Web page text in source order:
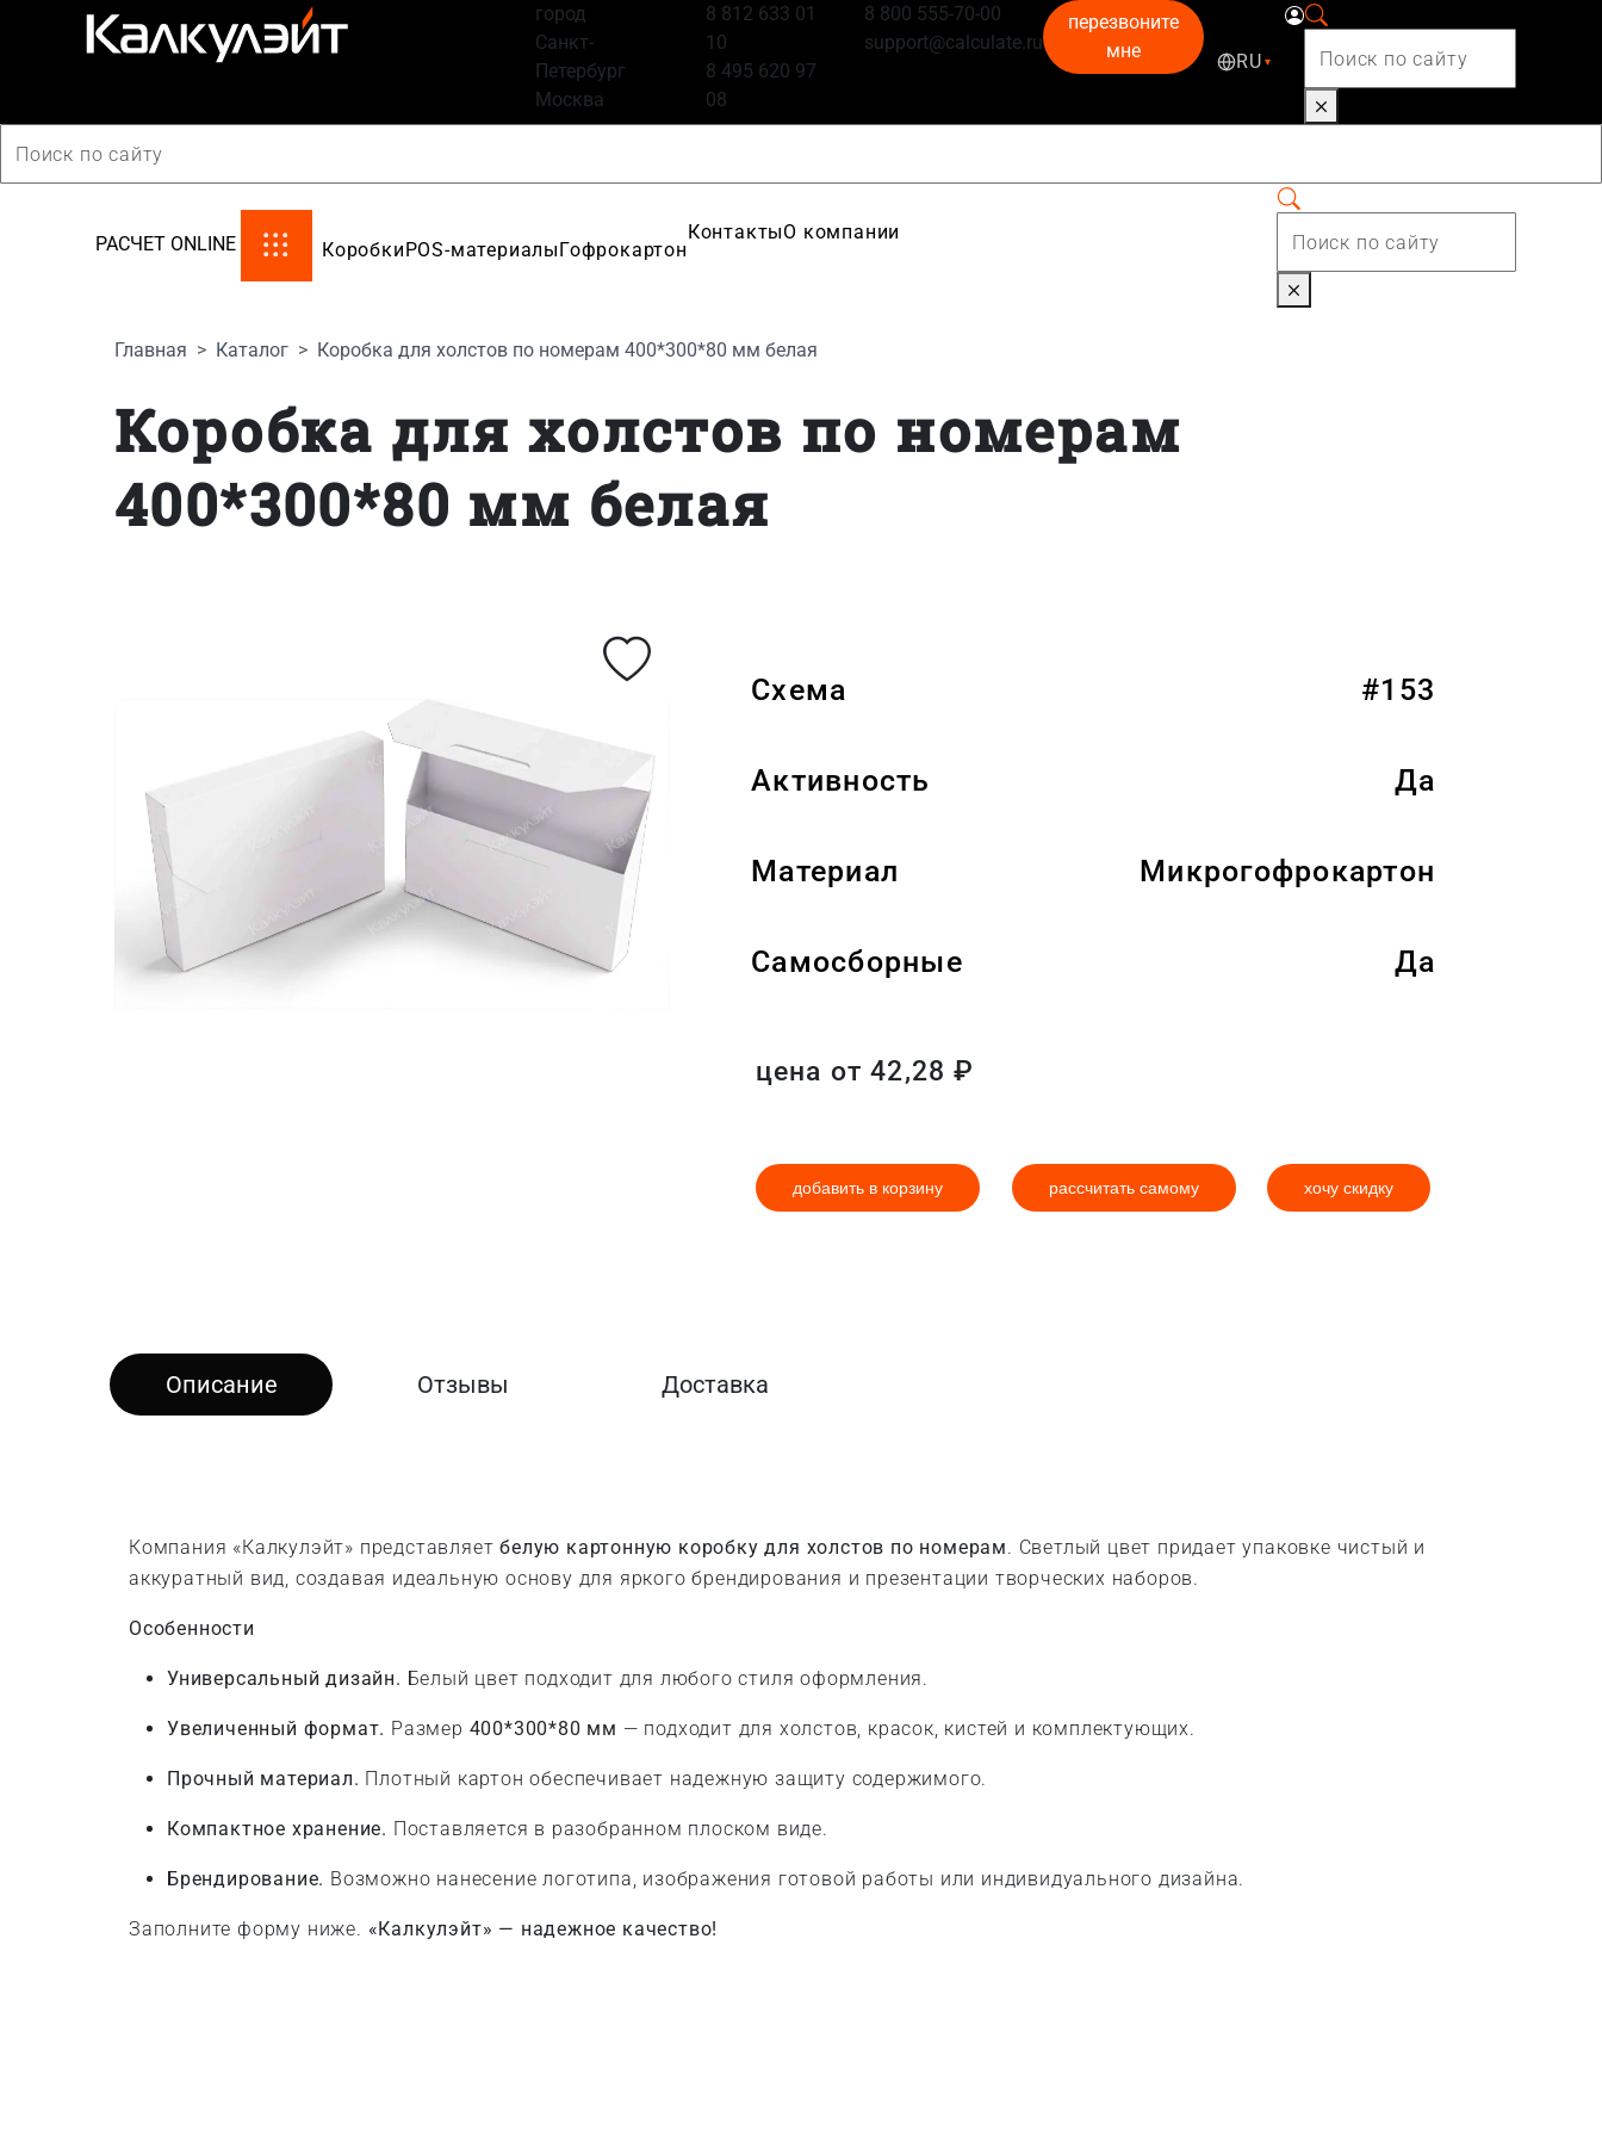
город
Санкт-
Петербург
Москва
8 812 633 01
10
8 495 620 97
08
8 800 555-70-00
support@calculate.ru
перезвоните
мне
RU ▾
РАСЧЕТ ONLINE КоробкиPOS-материалыГофрокартон
КонтактыО компании
Главная Каталог Коробка для холстов по номерам 400*300*80 мм белая
Коробка для холстов по номерам
400*300*80 мм белая
Схема #153
Активность Да
Материал Микрогофрокартон
Самосборные Да
цена от42,28 ₽
добавить в корзину рассчитать самому хочу скидку
Описание Отзывы Доставка
Компания «Калкулэйт» представляетбелую картонную коробку для холстов по номерам. Светлый цвет придает упаковке чистый и
аккуратный вид, создавая идеальную основу для яркого брендирования и презентации творческих наборов.
Особенности
Универсальный дизайн. Белый цвет подходит для любого стиля оформления.
Увеличенный формат. Размер 400*300*80 мм — подходит для холстов, красок, кистей и комплектующих.
Прочный материал. Плотный картон обеспечивает надежную защиту содержимого.
Компактное хранение. Поставляется в разобранном плоском виде.
Брендирование. Возможно нанесение логотипа, изображения готовой работы или индивидуального дизайна.
Заполните форму ниже. «Калкулэйт» — надежное качество!